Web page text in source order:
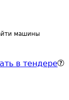
машины
в тендере